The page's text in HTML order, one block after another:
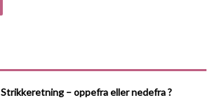
Strikkeretning – oppefra eller nedefra ?